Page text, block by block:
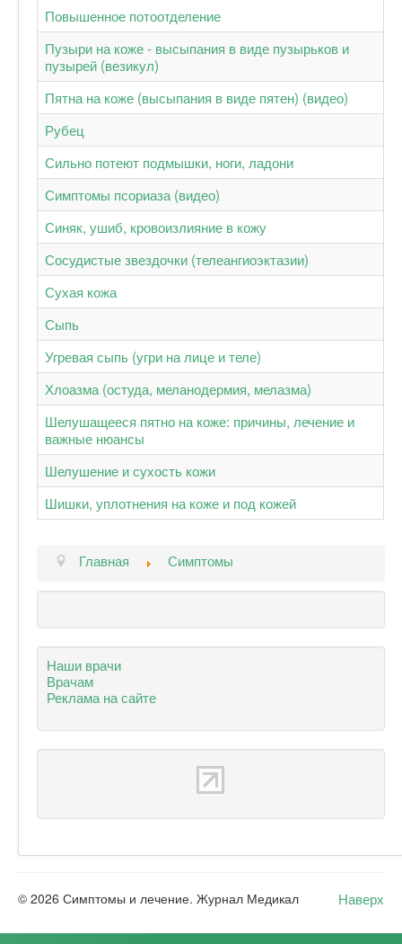
Повышенное потоотделение
Пузыри на коже - высыпания в виде пузырьков и
пузырей (везикул)
Пятна на коже (высыпания в виде пятен) (видео)
Рубец
Сильно потеют подмышки, ноги, ладони
Симптомы псориаза (видео)
Синяк, ушиб, кровоизлияние в кожу
Сосудистые звездочки (телеангиоэктазии)
Сухая кожа
Сыпь
Угревая сыпь (угри на лице и теле)
Хлоазма (остуда, меланодермия, мелазма)
Шелушащееся пятно на коже: причины, лечение и
важные нюансы
Шелушение и сухость кожи
Шишки, уплотнения на коже и под кожей
Главная Симптомы
Наши врачи
Врачам
Реклама на сайте
Наверх
© 2026 Симптомы и лечение. Журнал Медикал